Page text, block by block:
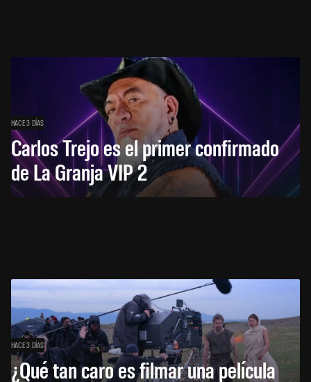
HACE 3 DÍAS
Carlos Trejo es el primer confirmado
de La Granja VIP 2
HACE 3 DÍAS
¿Qué tan caro es filmar una película